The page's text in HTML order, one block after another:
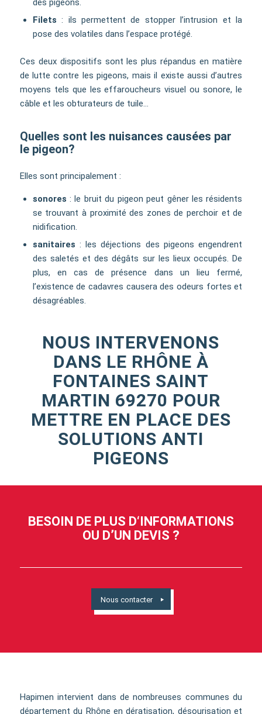
des pigeons.
Filets : ils permettent de stopper l’intrusion et la
pose des volatiles dans l’espace protégé.
Ces deux dispositifs sont les plus répandus en matière
de lutte contre les pigeons, mais il existe aussi d’autres
moyens tels que les effaroucheurs visuel ou sonore, le
câble et les obturateurs de tuile…
Quelles sont les nuisances causées par
le pigeon?
Elles sont principalement :
sonores : le bruit du pigeon peut gêner les résidents
se trouvant à proximité des zones de perchoir et de
nidification.
sanitaires : les déjections des pigeons engendrent
des saletés et des dégâts sur les lieux occupés. De
plus, en cas de présence dans un lieu fermé,
l’existence de cadavres causera des odeurs fortes et
désagréables.
NOUS INTERVENONS
DANS LE RHÔNE À
FONTAINES SAINT
MARTIN 69270 POUR
METTRE EN PLACE DES
SOLUTIONS ANTI
PIGEONS
BESOIN DE PLUS D‘INFORMATIONS
OU D’UN DEVIS ?
Nous contacter
Hapimen intervient dans de nombreuses communes du
département du Rhône en dératisation, désourisation et